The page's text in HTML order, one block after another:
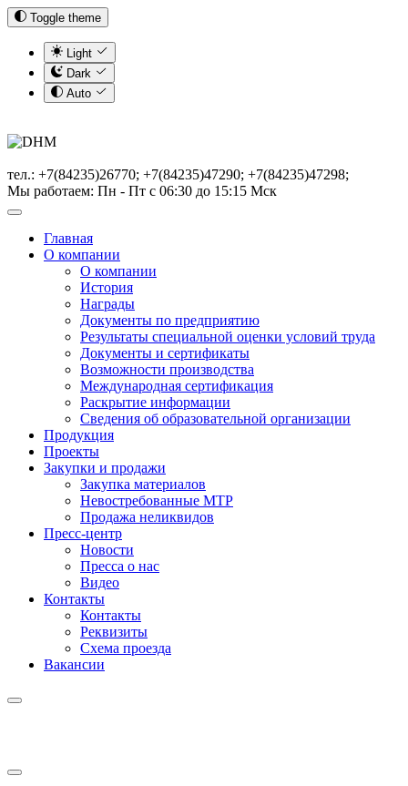
Toggle theme
Light
Dark
Auto
тел.: +7(84235)26770; +7(84235)47290; +7(84235)47298;
Мы работаем: Пн - Пт с 06:30 до 15:15 Мск
Главная
О компании
О компании
История
Награды
Документы по предприятию
Результаты специальной оценки условий труда
Документы и сертификаты
Возможности производства
Международная сертификация
Раскрытие информации
Сведения об образовательной организации
Продукция
Проекты
Закупки и продажи
Закупка материалов
Невостребованные МТР
Продажа неликвидов
Пресс-центр
Новости
Пресса о нас
Видео
Контакты
Контакты
Реквизиты
Схема проезда
Вакансии